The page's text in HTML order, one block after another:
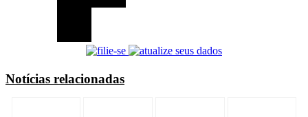
Notícias relacionadas